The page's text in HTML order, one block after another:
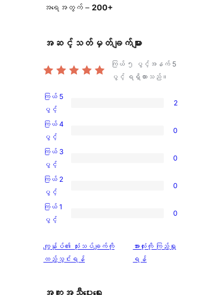
အရေအတွက် – 200+
အဆင့်သတ်မှတ်ချက်များ
ကြယ် ၅ ပွင့်အနက် 5
ပွင့် ရရှိထားသည်။
ကြယ်
5
ပွင့်
အဆင့်
သုံးသပ်
2
စောင်
ကြယ် 5
ပွင့်
2
ကြယ်
4
ပွင့်
အဆင့်
သုံးသပ်
0
စောင်
ကြယ် 4
ပွင့်
0
ကြယ်
3
ပွင့်
အဆင့်
သုံးသပ်
ကြယ် 3
ပွင့်
0
ကြယ်
2
ပွင့်
သုံးသပ်
ချက်
ကြယ် 2
ပွင့်
0
ကြယ်
ပွင့်
အဆင့်
ကြယ် 1
ပွင့်
0
ကျွန်ုပ်၏ သုံးသပ်ချက်ကို
ထည့်သွင်းရန်
သုံးသပ်
ချက်
အားလုံးကို ကြည့်ရှု
ရန်